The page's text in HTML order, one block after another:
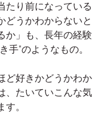
たり前になっている
どうかわからないと
か」も、長年の経験
手”のようなもの。
ど好きかどうかわか
、たいていこんな気
。